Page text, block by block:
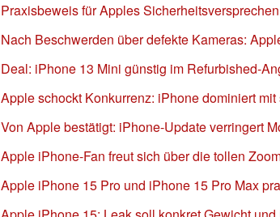
Praxisbeweis für Apples
Nach Beschwerden über defekte Kameras:
Deal: iPhone 13 Mini günstig im Refurbished-
Apple schockt Konkurrenz: iPhone dominiert
Von Apple bestätigt: iPhone-Update verringert
Apple iPhone-Fan freut sich über die tollen
Apple iPhone 15 Pro und iPhone 15 Pro Max